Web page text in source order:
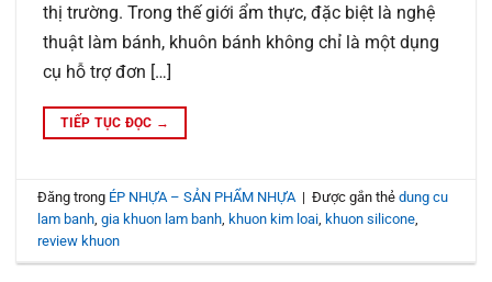
thị trường. Trong thế giới ẩm thực, đặc biệt là nghệ
thuật làm bánh, khuôn bánh không chỉ là một dụng
cụ hỗ trợ đơn […]
TIẾP TỤC ĐỌC →
Đăng trong ÉP NHỰA – SẢN PHẨM NHỰA | Được gắn thẻdung cu
lam banh,gia khuon lam banh, khuon kim loai, khuon silicone,
review khuon